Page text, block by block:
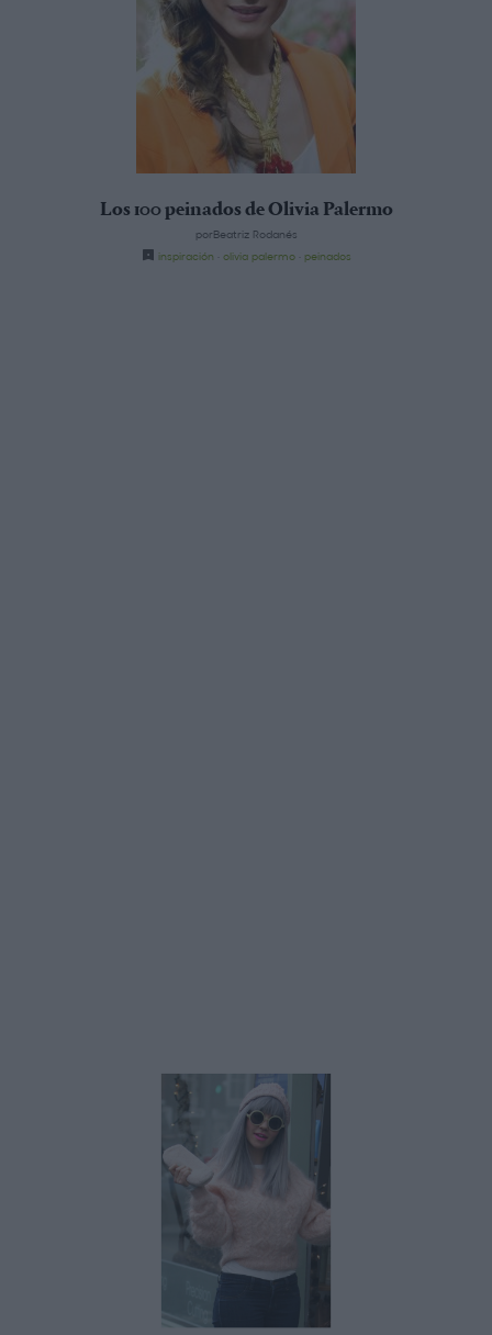
Los 100 peinados de Olivia Palermo
porBeatriz Rodanés
inspiración
olivia palermo· peinados